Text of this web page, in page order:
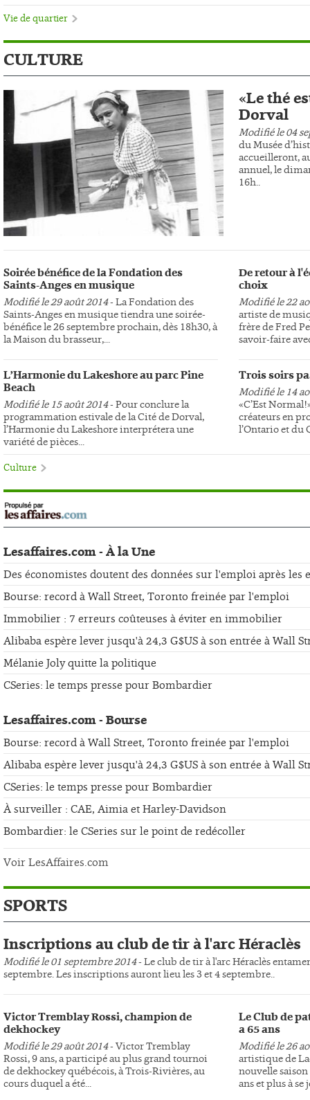
Vie de quartier
CULTURE
«Le thé
Dorval
Modifié le 04
du Musée
accueilleront,
annuel, le
16h..
Soirée bénéfice de la Fondation des
Saints-Anges en musique
Modifié le 29 août 2014- La Fondation des
Saints-Anges en musique tiendra une soirée-
bénéfice le 26 septembre prochain, dès 18h30, à
la Maison du brasseur,...
L’Harmonie du Lakeshore au parc Pine
Beach
Modifié le 15 août 2014- Pour conclure la
programmation estivale de la Cité de Dorval,
l’Harmonie du Lakeshore interprétera une
variété de pièces...
De retour à
choix
Modifié le 22
artiste de
frère de Fred
savoir-faire
Trois soirs
Modifié le 14
«C’Est
créateurs en
l’Ontario et du
Culture
Lesaffaires.com - À la Une
Des économistes doutent des données sur l'emploi après
Bourse: record à Wall Street, Toronto freinée par l'emploi
Immobilier : 7 erreurs coûteuses à éviter en immobilier
Alibaba espère lever jusqu'à 24,3 G$US à son entrée à Wall
Mélanie Joly quitte la politique
CSeries: le temps presse pour Bombardier
Lesaffaires.com - Bourse
Bourse: record à Wall Street, Toronto freinée par l'emploi
Alibaba espère lever jusqu'à 24,3 G$US à son entrée à Wall
CSeries: le temps presse pour Bombardier
À surveiller : CAE, Aimia et Harley-Davidson
Bombardier: le CSeries sur le point de redécoller
Voir LesAffaires.com
SPORTS
Inscriptions au club de tir à l'arc Héraclès
Modifié le 01 septembre 2014- Le club de tir à l'arc Héraclès
septembre. Les inscriptions auront lieu les 3 et 4 septembre..
Victor Tremblay Rossi, champion de
dekhockey
Modifié le 29 août 2014- Victor Tremblay
Rossi, 9 ans, a participé au plus grand tournoi
de dekhockey québécois, à Trois-Rivières, au
cours duquel a été...
Le Club de
a 65 ans
Modifié le 26
artistique de
nouvelle
ans et plus à se